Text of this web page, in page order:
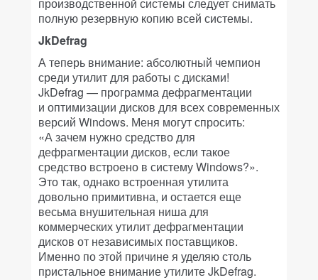
полную резервную копию всей системы.
JkDefrag
А теперь внимание: абсолютный чемпион
среди утилит для работы с дисками!
JkDefrag — программа дефрагментации
и оптимизации дисков для всех современных
версий Windows. Меня могут спросить:
«А зачем нужно средство для
дефрагментации дисков, если такое
средство встроено в систему Windows?».
Это так, однако встроенная утилита
довольно примитивна, и остается еще
весьма внушительная ниша для
коммерческих утилит дефрагментации
дисков от независимых поставщиков.
Именно по этой причине я уделяю столь
пристальное внимание утилите JkDefrag.